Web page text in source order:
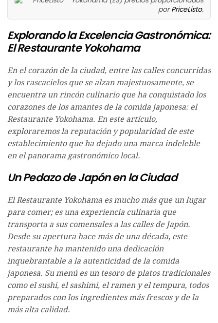
porPriceListo.
Explorando la Excelencia Gastronómica:
El Restaurante Yokohama
En el corazón de la ciudad, entre las calles concurridas
y los rascacielos que se alzan majestuosamente, se
encuentra un rincón culinario que ha conquistado los
corazones de los amantes de la comida japonesa: el
Restaurante Yokohama. En este artículo,
exploraremos la reputación y popularidad de este
establecimiento que ha dejado una marca indeleble
en el panorama gastronómico local.
Un Pedazo de Japón en la Ciudad
El Restaurante Yokohama es mucho más que un lugar
para comer; es una experiencia culinaria que
transporta a sus comensales a las calles de Japón.
Desde su apertura hace más de una década, este
restaurante ha mantenido una dedicación
inquebrantable a la autenticidad de la comida
japonesa. Su menú es un tesoro de platos tradicionales
como el sushi, el sashimi, el ramen y el tempura, todos
preparados con los ingredientes más frescos y de la
más alta calidad.